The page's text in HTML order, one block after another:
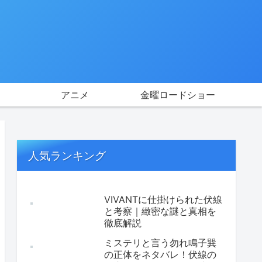
アニメ 金曜ロードショー
人気ランキング
VIVANTに仕掛けられた伏線
と考察｜緻密な謎と真相を
徹底解説
ミステリと言う勿れ鳴子巽
の正体をネタバレ！伏線の